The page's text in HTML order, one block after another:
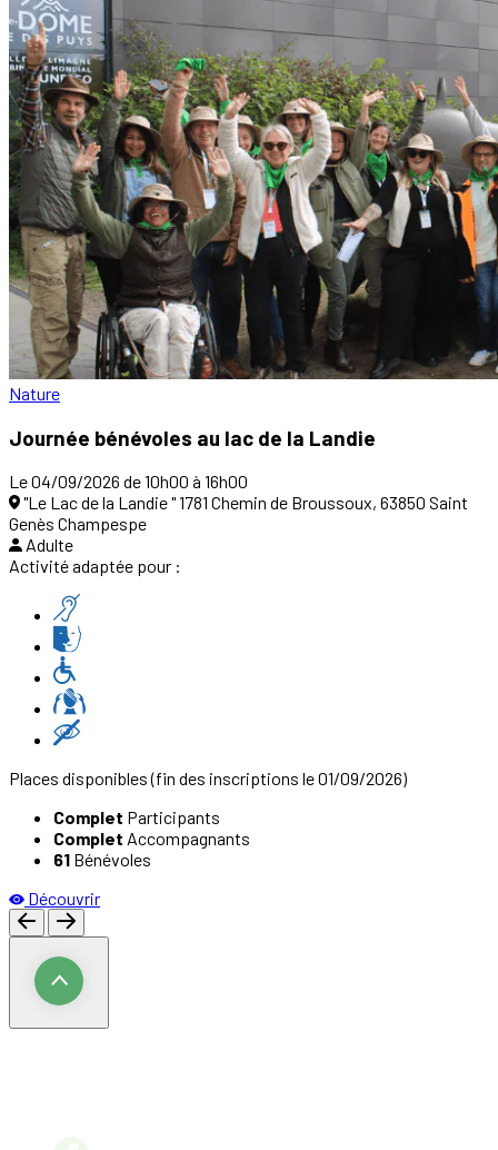
Nature
Journée bénévoles au lac de la Landie
Le 04/09/2026 de 10h00 à 16h00
"Le Lac de la Landie " 1781 Chemin de Broussoux, 63850 Saint
Genès Champespe
Adulte
Activité adaptée pour :
Places disponibles(fin des inscriptions le 01/09/2026)
Complet Participants
Complet Accompagnants
61 Bénévoles
Découvrir